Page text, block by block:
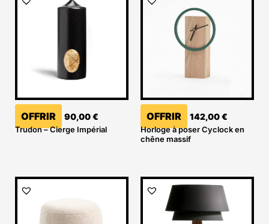
OFFRIR 90,00€
Trudon – Cierge Impérial
OFFRIR 142,00€
Horloge à poser Cyclock en
chêne massif